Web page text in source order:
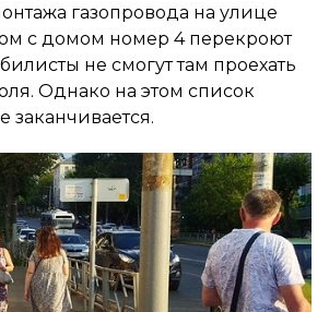
газопровода на улице
с домом номер 4 перекроют
не смогут там проехать
Однако на этом список
заканчивается.